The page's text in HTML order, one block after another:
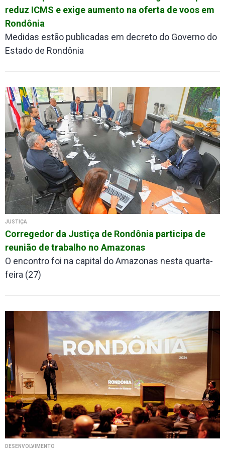
reduz ICMS e exige aumento na oferta de voos em
Rondônia
Medidas estão publicadas em decreto do Governo do
Estado de Rondônia
JUSTIÇA
Corregedor da Justiça de Rondônia participa de
reunião de trabalho no Amazonas
O encontro foi na capital do Amazonas nesta quarta-
feira (27)
DESENVOLVIMENTO